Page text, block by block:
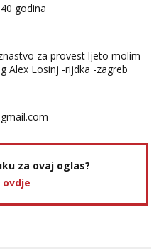
godina
za provest ljeto molim
Alex Losinj -rijdka -zagreb
za ovaj oglas?
ovdje